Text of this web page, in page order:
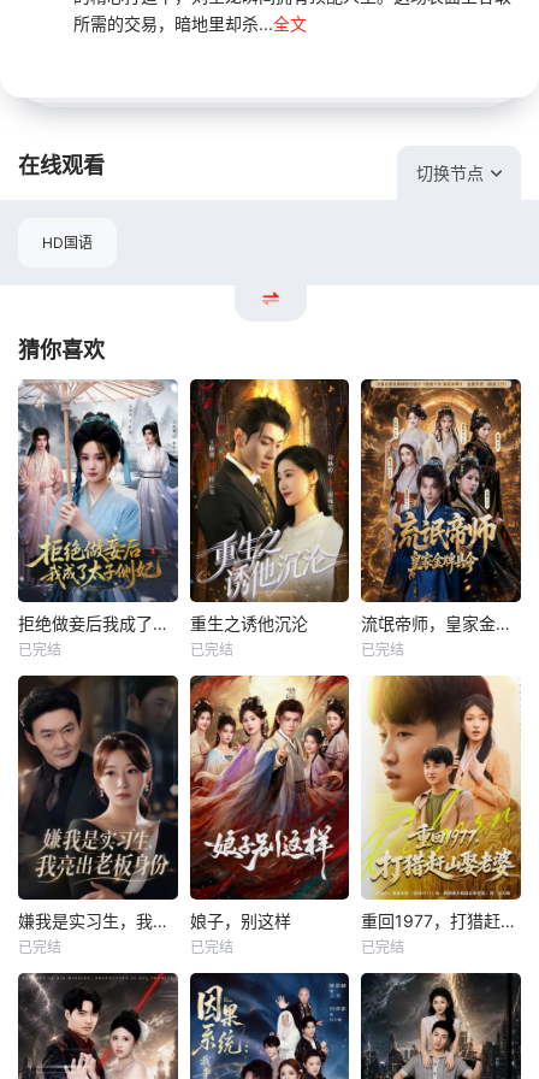
所需的交易，暗地里却杀...全文
在线观看 切换节点
HD国语
猜你喜欢
拒绝做妾后我成了太子侧妃
已完结
重生之诱他沉沦
已完结
流氓帝师，皇家金牌县令
已完结
嫌我是实习生，我亮出老板身份
已完结
娘子，别这样
已完结
重回1977，打猎赶山娶老婆
已完结